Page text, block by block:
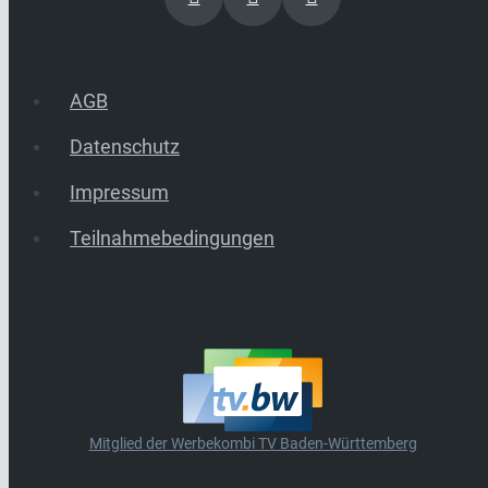
AGB
Datenschutz
Impressum
Teilnahmebedingungen
Mitglied der Werbekombi TV Baden-Württemberg